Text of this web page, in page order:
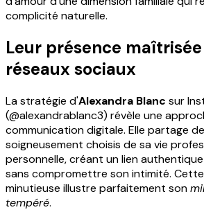
complicité naturelle.
Leur présence
réseaux sociaux
La stratégie d'Alexandra Blanc sur
(@alexandrablanc3) révèle une
communication digitale. Elle partage
soigneusement choisis de sa vie
personnelle, créant un lien
sans compromettre son intimité.
minutieuse illustre parfaitement son
tempéré.